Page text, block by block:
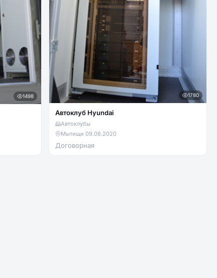
1498 1780
Автоклуб Hyundai
Автоклубы
Мытищи·09.06.2020
Договорная